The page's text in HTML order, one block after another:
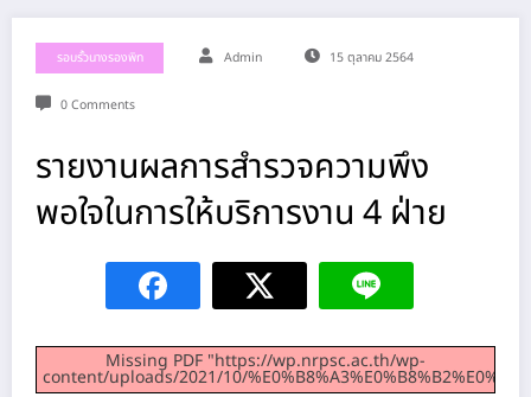
รอบรั้วนางรองพิท Admin 15 ตุลาคม 2564
0 Comments
รายงานผลการสำรวจความพึง
พอใจในการให้บริการงาน 4 ฝ่าย
Missing PDF "https://wp.nrpsc.ac.th/wp-
content/uploads/2021/10/